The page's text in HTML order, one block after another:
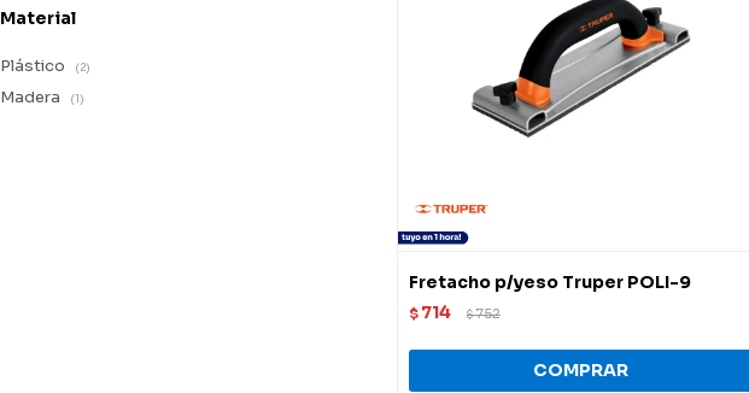
Fretacho p/yeso Truper POLI-9
$ 714 $752
Material
Plástico (2)
Madera (1)